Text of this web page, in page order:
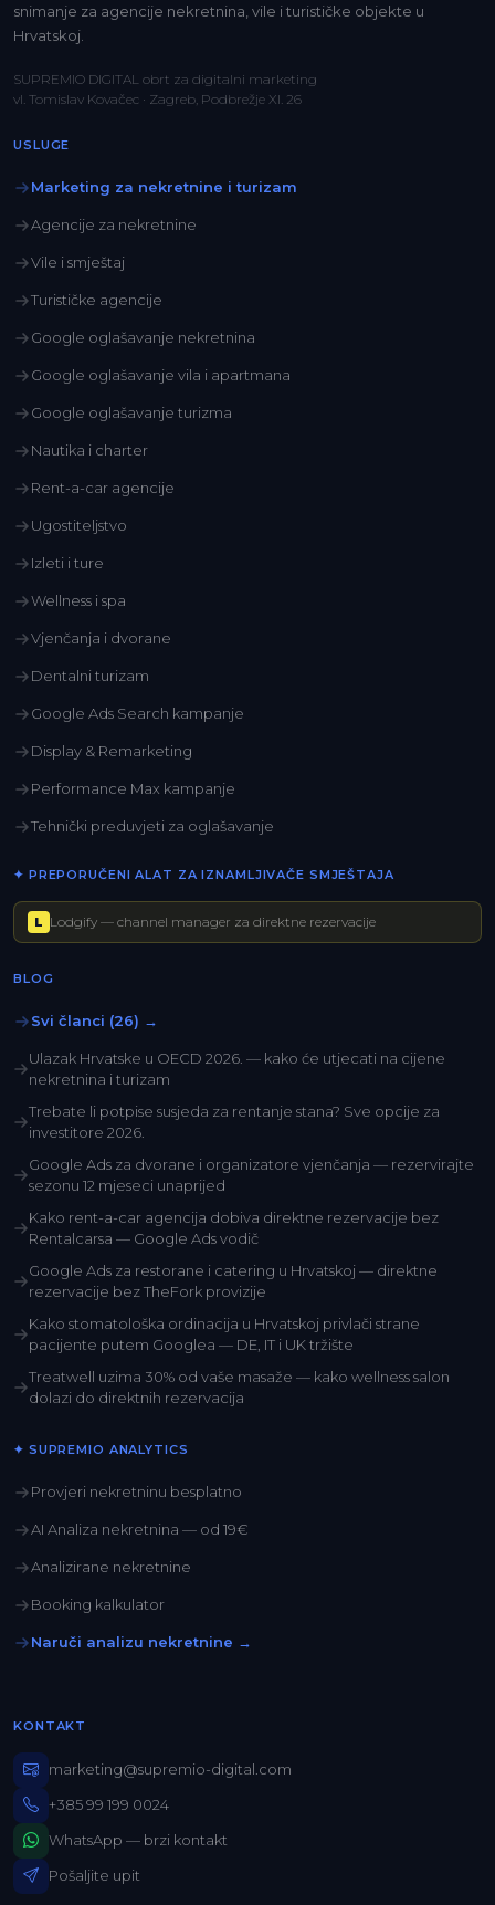
snimanje za agencije nekretnina, vile i turističke objekte u
Hrvatskoj.
SUPREMIO DIGITAL obrt za digitalni marketing
vl. Tomislav Kovačec · Zagreb, Podbrežje XI. 26
USLUGE
Marketing za nekretnine i turizam
Agencije za nekretnine
Vile i smještaj
Turističke agencije
Google oglašavanje nekretnina
Google oglašavanje vila i apartmana
Google oglašavanje turizma
Nautika i charter
Rent-a-car agencije
Ugostiteljstvo
Izleti i ture
Wellness i spa
Vjenčanja i dvorane
Dentalni turizam
Google Ads Search kampanje
Display & Remarketing
Performance Max kampanje
Tehnički preduvjeti za oglašavanje
✦ PREPORUČENI ALAT ZA IZNAMLJIVAČE SMJEŠTAJA
L Lodgify — channel manager za direktne rezervacije
BLOG
Svi članci (26) →
Ulazak Hrvatske u OECD 2026. — kako će utjecati na cijene
nekretnina i turizam
Trebate li potpise susjeda za rentanje stana? Sve opcije za
investitore 2026.
Google Ads za dvorane i organizatore vjenčanja — rezervirajte
sezonu 12 mjeseci unaprijed
Kako rent-a-car agencija dobiva direktne rezervacije bez
Rentalcarsa — Google Ads vodič
Google Ads za restorane i catering u Hrvatskoj — direktne
rezervacije bez TheFork provizije
Kako stomatološka ordinacija u Hrvatskoj privlači strane
pacijente putem Googlea — DE, IT i UK tržište
Treatwell uzima 30% od vaše masaže — kako wellness salon
dolazi do direktnih rezervacija
✦ SUPREMIO ANALYTICS
Provjeri nekretninu besplatno
AI Analiza nekretnina — od 19€
Analizirane nekretnine
Booking kalkulator
Naruči analizu nekretnine →
KONTAKT
marketing@supremio-digital.com
+385 99 199 0024
WhatsApp — brzi kontakt
Pošaljite upit